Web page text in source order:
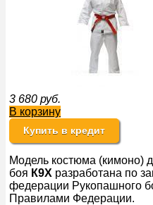
3 680 руб.
В корзину
Купить в кредит
Модель костюма (кимоно)
боя К9Х разработана по
федерации Рукопашного
Правилами Федерации.